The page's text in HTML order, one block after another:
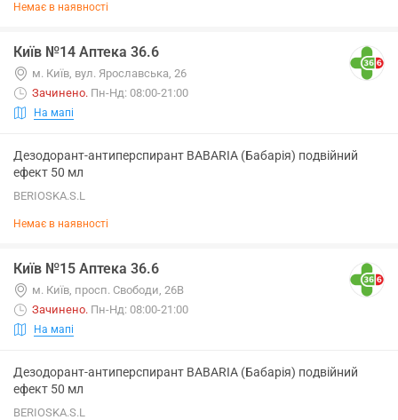
Немає в наявності
Київ №14 Аптека 36.6
м. Київ, вул. Ярославська, 26
Зачинено. Пн-Нд: 08:00-21:00
На мапі
Дезодорант-антиперспирант BABARIA (Бабарія) подвійний
ефект 50 мл
BERIOSKA.S.L
Немає в наявності
Київ №15 Аптека 36.6
м. Київ, просп. Свободи, 26В
Зачинено. Пн-Нд: 08:00-21:00
На мапі
Дезодорант-антиперспирант BABARIA (Бабарія) подвійний
ефект 50 мл
BERIOSKA.S.L